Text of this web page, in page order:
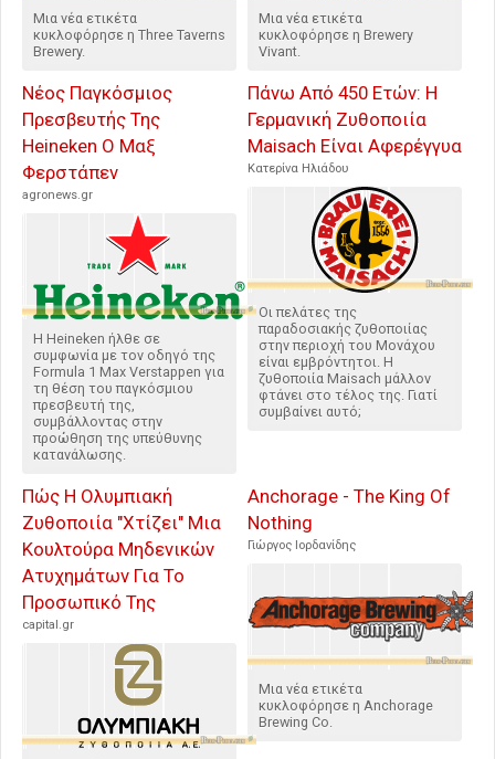
Μια νέα ετικέτα
κυκλοφόρησε η Three Taverns
Brewery.
Μια νέα ετικέτα
κυκλοφόρησε η Brewery
Vivant.
Νέος Παγκόσμιος
Πρεσβευτής Της
Heineken Ο Μαξ
Φερστάπεν
agronews.gr
Η Heineken ήλθε σε
συμφωνία με τον οδηγό της
Formula 1 Max Verstappen για
τη θέση του παγκόσμιου
πρεσβευτή της,
συμβάλλοντας στην
προώθηση της υπεύθυνης
κατανάλωσης.
Πάνω Από 450 Ετών: Η
Γερμανική Ζυθοποιία
Maisach Είναι Αφερέγγυα
Κατερίνα Ηλιάδου
Οι πελάτες της
παραδοσιακής ζυθοποιίας
στην περιοχή του Μονάχου
είναι εμβρόντητοι. Η
ζυθοποιία Maisach μάλλον
φτάνει στο τέλος της. Γιατί
συμβαίνει αυτό;
Πώς Η Ολυμπιακή
Ζυθοποιία "Χτίζει" Μια
Κουλτούρα Μηδενικών
Ατυχημάτων Για Το
Προσωπικό Της
capital.gr
Anchorage - The King Of
Nothing
Γιώργος Ιορδανίδης
Μια νέα ετικέτα
κυκλοφόρησε η Anchorage
Brewing Co.